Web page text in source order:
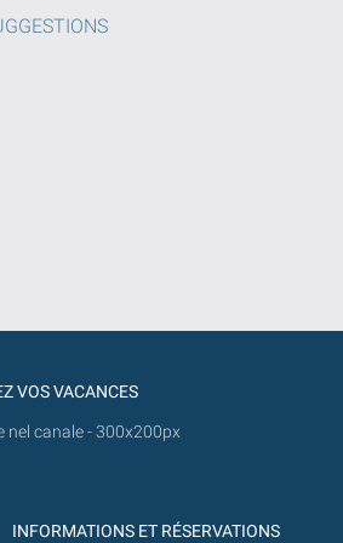
VOS VACANCES
INFORMATIONS ET RÉSERVATIONS